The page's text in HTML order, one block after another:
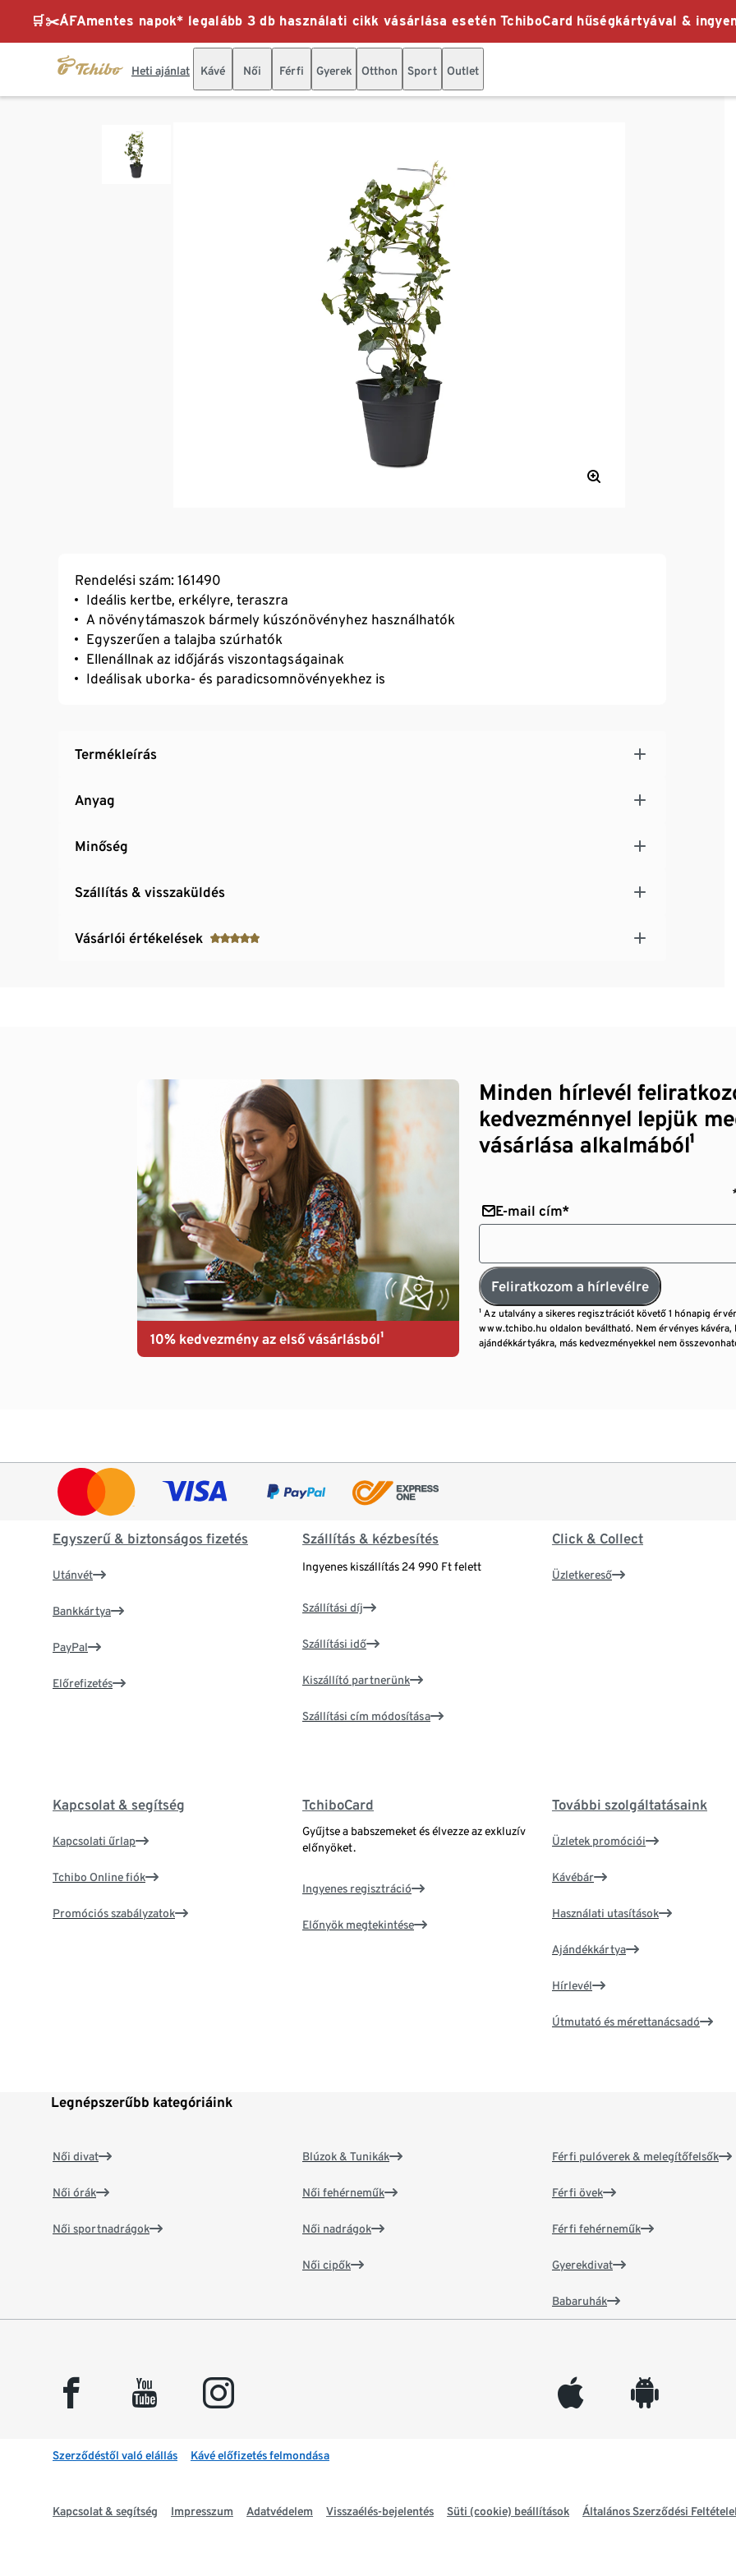
🛒✂️ÁFAmentes napok* legalább 3 db használati cikk vásárlása esetén TchiboCard hűségkártyával &
Heti ajánlat Kávé Női Férfi Gyerek Otthon Sport Outlet
Rendelési szám: 161490
Ideális kertbe, erkélyre, teraszra
A növénytámaszok bármely kúszónövényhez használhatók
Egyszerűen a talajba szúrhatók
Ellenállnak az időjárás viszontagságainak
Ideálisak uborka- és paradicsomnövényekhez is
Termékleírás
Anyag
Minőség
Szállítás & visszaküldés
Vásárlói értékelések
10% kedvezmény az első vásárlásból¹
Minden hírlevél
kedvezménnyel lepjük
vásárlása alkalmából¹
E-mail cím*
Feliratkozom a hírlevélre
¹ Az utalvány a sikeres regisztrációt követő 1 hónapig
www.tchibo.hu oldalon beváltható. Nem érvényes kávéra,
ajándékkártyákra, más kedvezményekkel nem
Egyszerű & biztonságos fizetés
Utánvét
Bankkártya
PayPal
Előrefizetés
Szállítás & kézbesítés
Ingyenes kiszállítás 24 990 Ft felett
Szállítási díj
Szállítási idő
Kiszállító partnerünk
Szállítási cím módosítása
Click & Collect
Üzletkereső
Kapcsolat & segítség
Kapcsolati űrlap
Tchibo Online fiók
Promóciós szabályzatok
TchiboCard
Gyűjtse a babszemeket és élvezze az exkluzív
előnyöket.
Ingyenes regisztráció
Előnyök megtekintése
További szolgáltatásaink
Üzletek promóciói
Kávébár
Használati utasítások
Ajándékkártya
Hírlevél
Útmutató és mérettanácsadó
Legnépszerűbb kategóriáink
Női divat
Női órák
Női sportnadrágok
Blúzok & Tunikák
Női fehérneműk
Női nadrágok
Női cipők
Férfi pulóverek & melegítőfelsők
Férfi övek
Férfi fehérneműk
Gyerekdivat
Babaruhák
facebook youtube instagram appleinc android
Szerződéstől való elállás Kávé előfizetés felmondása
Kapcsolat & segítség Impresszum Adatvédelem Visszaélés-bejelentés Süti (cookie) beállítások Általános Szerződési